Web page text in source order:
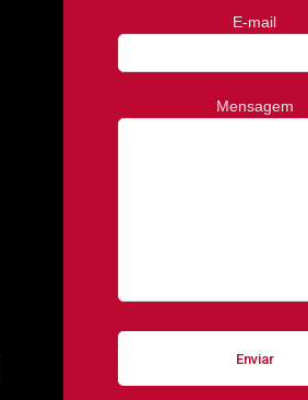
E-mail
Mensagem